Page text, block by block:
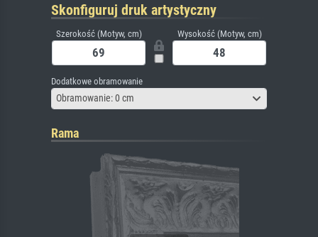
Skonfiguruj druk artystyczny
Szerokość (Motyw, cm) Wysokość (Motyw, cm)
Dodatkowe obramowanie
Obramowanie: 0 cm
Rama